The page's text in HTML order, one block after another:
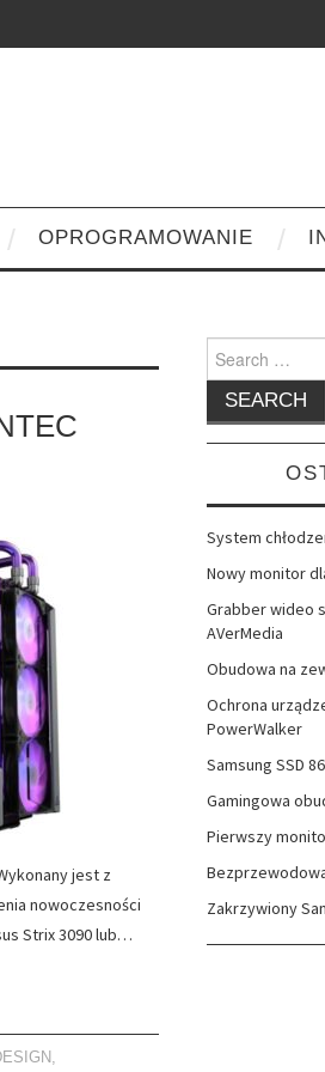
OPROGRAMOWANIE
jest z
nowoczesności
Strix 3090 lub…
Search
for:
System
Nowy monitor
Grabber wideo
AVerMedia
Obudowa na
Ochrona
PowerWalker
Samsung SSD
Gamingowa
Pierwszy
Zakrzywiony